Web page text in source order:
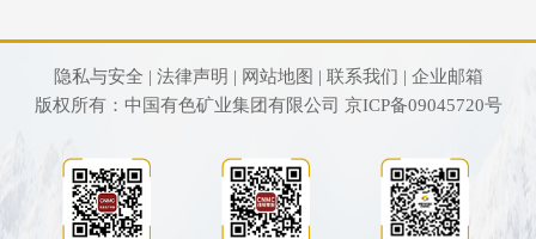
隐私与安全 | 法律声明 | 网站地图 | 联系我们 | 企业邮箱
版权所有：中国有色矿业集团有限公司 京ICP备09045720号